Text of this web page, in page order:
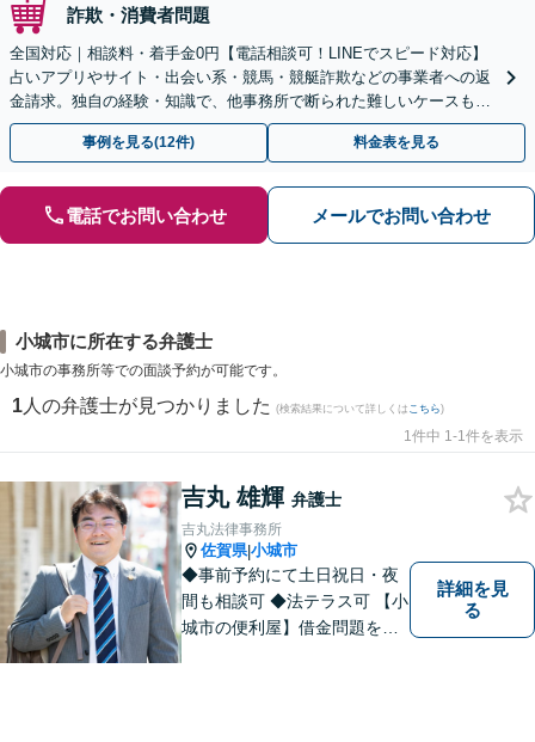
詐欺・消費者問題
全国対応｜相談料・着手金0円【電話相談可！LINEでスピード対応】
占いアプリやサイト・出会い系・競馬・競艇詐欺などの事業者への返
金請求。独自の経験・知識で、他事務所で断られた難しいケースも解
決に導いた実績あり。まずはお気軽にご相談ください
事例を見る(12件) 料金表を見る
電話でお問い合わせ メールでお問い合わせ
小城市に所在する弁護士
小城市の事務所等での面談予約が可能です。
1 人の弁護士が見つかりました (検索結果について詳しくは こちら)
1件中 1-1件を表示
吉丸 雄輝 弁護士
吉丸法律事務所
佐賀県|小城市
◆事前予約にて土日祝日・夜
間も相談可 ◆法テラス可 【小
城市の便利屋】借金問題を中
詳細を見
る